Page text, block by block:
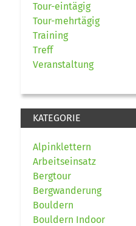
Tour-eintägig
Tour-mehrtägig
Training
Treff
Veranstaltung
KATEGORIE
Alpinklettern
Arbeitseinsatz
Bergtour
Bergwanderung
Bouldern
Bouldern Indoor